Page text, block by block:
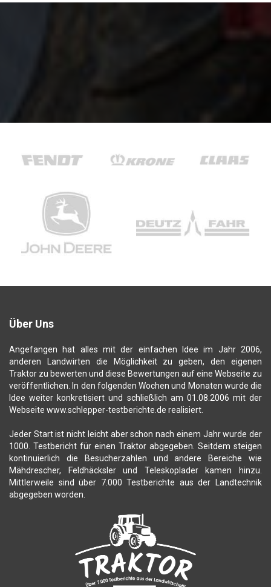
Über Uns
Angefangen hat alles mit der einfachen Idee im Jahr 2006,
anderen Landwirten die Möglichkeit zu geben, den eigenen
Traktor zu bewerten und diese Bewertungen auf eine Webseite zu
veröffentlichen. In den folgenden Wochen und Monaten wurde die
Idee weiter konkretisiert und schließlich am 01.08.2006 mit der
Webseite www.schlepper-testberichte.de realisiert.
Jeder Start ist nicht leicht aber schon nach einem Jahr wurde der
1000. Testbericht für einen Traktor abgegeben. Seitdem steigen
kontinuierlich die Besucherzahlen und andere Bereiche wie
Mähdrescher, Feldhäcksler und Teleskoplader kamen hinzu.
Mittlerweile sind über 7.000 Testberichte aus der Landtechnik
abgegeben worden.